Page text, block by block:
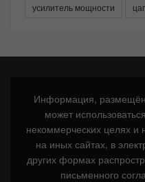
усилитель мощности
Информация,
может
некоммерческих целях и
на иных сайтах, в
других формах
письменного